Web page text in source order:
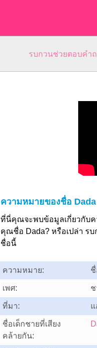
รบกวนช่วยตอบคำ
ความหมายของชื่อ Dada
ที่นี่คุณจะพบข้อมูลเกี่ยวกับ
คุณชื่อ Dada? หรือเปล่า ร
ชื่อนี้
ความหมาย: ชื่
เพศ: ช
ที่มา:
ชื่อเด็กชายที่เสียง
คล้ายกัน: